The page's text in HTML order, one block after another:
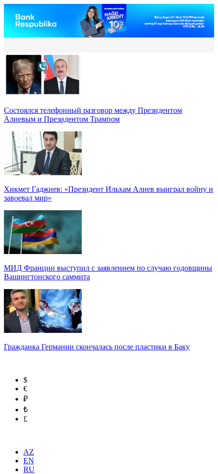
Состоялся телефонный разговор между Президентом
Алиевым и Президентом Трампом
Хикмет Гаджиев: «Президент Ильхам Алиев выиграл войну и
завоевал мир»
МИД Франции выступил с заявлением по случаю годовщины
Вашингтонского саммита
Гражданка Германии скончалась после пластики в Баку
$
€
₽
₺
£
AZ
EN
RU